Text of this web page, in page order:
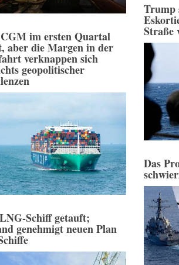
im ersten Quartal
aber die Margen in der
verknappen sich
geopolitischer
Schiff getauft;
genehmigt neuen Plan
Trump
Straße
Das